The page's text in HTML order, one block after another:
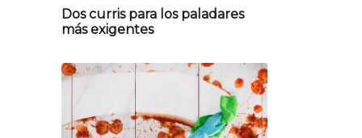
Dos curris para los paladares
más exigentes